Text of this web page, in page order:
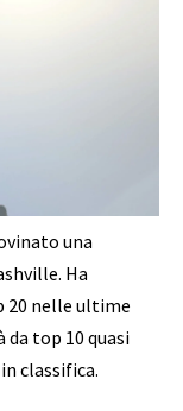
una
Ha
nelle ultime
top 10 quasi
classifica.